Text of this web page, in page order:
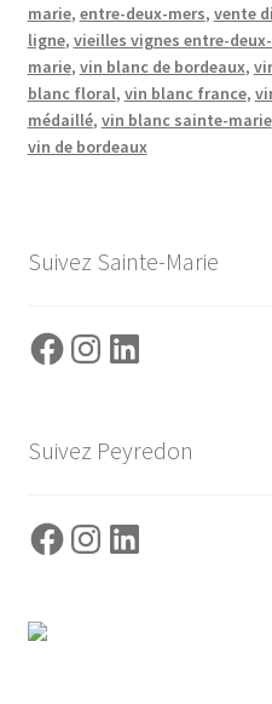
marie, entre-deux-mers, vente
ligne, vieilles vignes entre-
marie, vin blanc de bordeaux,
blanc floral, vin blanc france,
médaillé, vin blanc sainte-marie
vin de bordeaux
Suivez Sainte-Marie
FacebookInstagram
LinkedIn
Suivez Peyredon
FacebookInstagram
LinkedIn